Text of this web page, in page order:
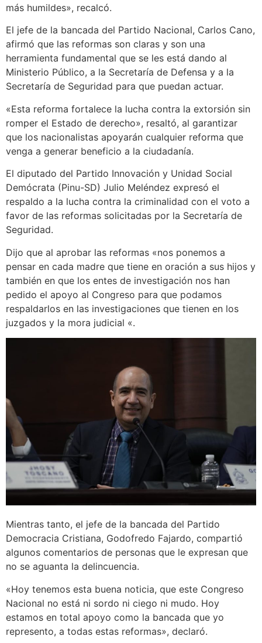
más humildes», recalcó.
El jefe de la bancada del Partido Nacional, Carlos Cano,
afirmó que las reformas son claras y son una
herramienta fundamental que se les está dando al
Ministerio Público, a la Secretaría de Defensa y a la
Secretaría de Seguridad para que puedan actuar.
«Esta reforma fortalece la lucha contra la extorsión sin
romper el Estado de derecho», resaltó, al garantizar
que los nacionalistas apoyarán cualquier reforma que
venga a generar beneficio a la ciudadanía.
El diputado del Partido Innovación y Unidad Social
Demócrata (Pinu-SD) Julio Meléndez expresó el
respaldo a la lucha contra la criminalidad con el voto a
favor de las reformas solicitadas por la Secretaría de
Seguridad.
Dijo que al aprobar las reformas «nos ponemos a
pensar en cada madre que tiene en oración a sus hijos y
también en que los entes de investigación nos han
pedido el apoyo al Congreso para que podamos
respaldarlos en las investigaciones que tienen en los
juzgados y la mora judicial «.
Mientras tanto, el jefe de la bancada del Partido
Democracia Cristiana, Godofredo Fajardo, compartió
algunos comentarios de personas que le expresan que
no se aguanta la delincuencia.
«Hoy tenemos esta buena noticia, que este Congreso
Nacional no está ni sordo ni ciego ni mudo. Hoy
estamos en total apoyo como la bancada que yo
represento, a todas estas reformas», declaró.